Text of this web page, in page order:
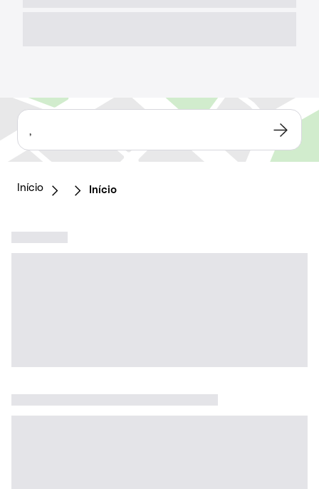
,
Início Início